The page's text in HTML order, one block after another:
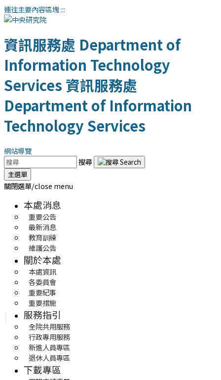
連往主要內容區塊:::
資訊服務處 Department of
Information Technology
Services 資訊服務處
Department of Information
Technology Services
網站導覽
搜尋
主選單
關閉選單/close menu
本處消息
重要公告
最新消息
教育訓練
維護公告
關於本處
本處資訊
各委員會
重要紀事
重要措施
服務指引
全院共用服務
行政專用服務
新進人員專區
退休人員專區
下載專區